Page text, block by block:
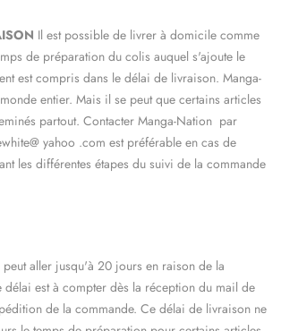
Il est possible de livrer à domicile comme
de préparation du colis auquel s'ajoute le
est compris dans le délai de livraison. Manga-
entier. Mais il se peut que certains articles
partout. Contacter Manga-Nation par
yahoo .com est préférable en cas de
les différentes étapes du suivi de la commande
aller jusqu'à 20 jours en raison de la
délai est à compter dès la réception du mail de
de la commande. Ce délai de livraison ne